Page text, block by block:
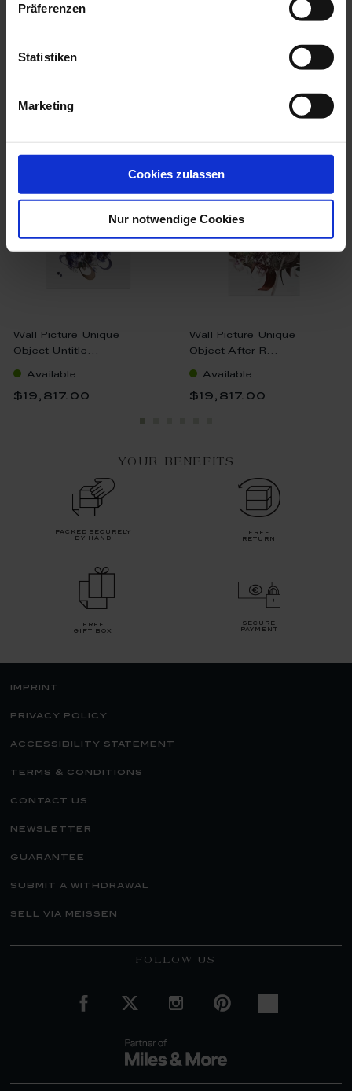
Präferenzen
Statistiken
Marketing
Cookies zulassen
Nur notwendige Cookies
Wall Picture Unique
Object Untitle...
Available
$19,817.00
Wall Picture Unique
Object After R...
Available
$19,817.00
YOUR BENEFITS
packed securely
by hand
free
return
free
gift box
secure
payment
imprint
privacy policy
accessibility statement
terms & conditions
contact us
newsletter
guarantee
submit a withdrawal
sell via meissen
FOLLOW US